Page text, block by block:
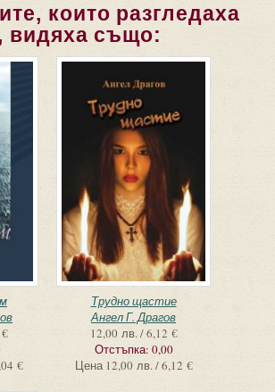
които разгледаха
видяха също:
€
Трудно щастие
Ангел Г. Драгов
12,00 лв. / 6,12 €
Отстъпка: 0,00
Цена 12,00 лв. / 6,12 €